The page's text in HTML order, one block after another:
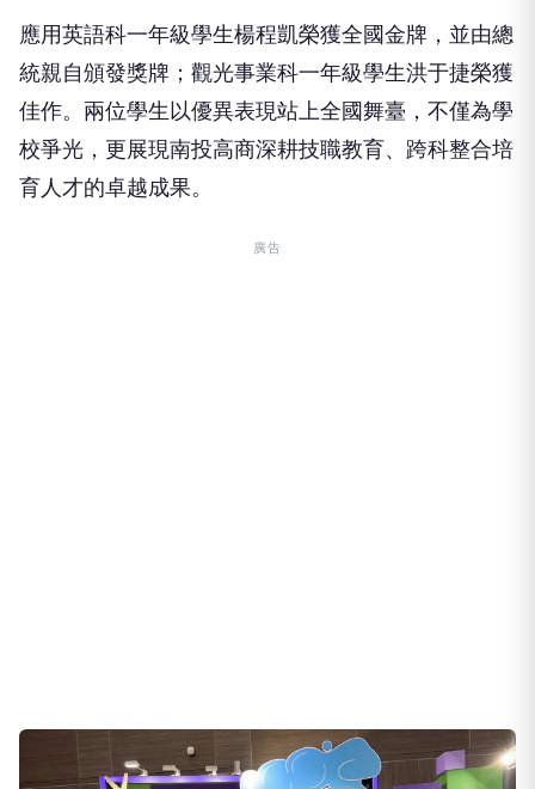
應用英語科一年級學生楊程凱榮獲全國金牌，並由總
統親自頒發獎牌；觀光事業科一年級學生洪于捷榮獲
佳作。兩位學生以優異表現站上全國舞臺，不僅為學
校爭光，更展現南投高商深耕技職教育、跨科整合培
育人才的卓越成果。
廣告